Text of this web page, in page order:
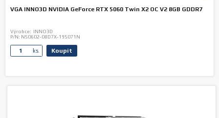
VGA INNO3D NVIDIA GeForce RTX 5060 Twin X2 OC V2 8GB GDDR7
Výrobce: INNO3D
P/N: N50602-08D7X-195071N
ks. Koupit